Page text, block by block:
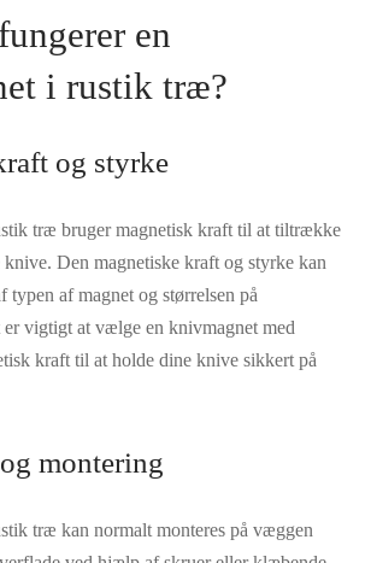
en
i rustik træ?
og styrke
træ bruger magnetisk kraft til at tiltrække
Den magnetiske kraft og styrke kan
af magnet og størrelsen på
vigtigt at vælge en knivmagnet med
kraft til at holde dine knive sikkert på
montering
træ kan normalt monteres på væggen